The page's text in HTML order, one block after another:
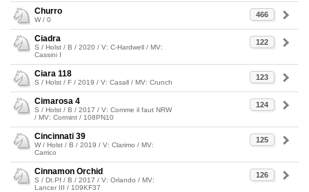
466
Churro
W / 0
122
Ciadra
S / Holst / B / 2020 / V: C-Hardwell / MV:
Cassini I
123
Ciara 118
S / Holst / F / 2019 / V: Casall / MV: Crunch
124
Cimarosa 4
S / Holst / B / 2017 / V: Comme il faut NRW
/ MV: Cormint / 108PN10
125
Cincinnati 39
W / Holst / B / 2019 / V: Clarimo / MV:
Carrico
126
Cinnamon Orchid
S / Dt.Pf / B / 2017 / V: Orlando / MV:
Lancer III / 109KF37